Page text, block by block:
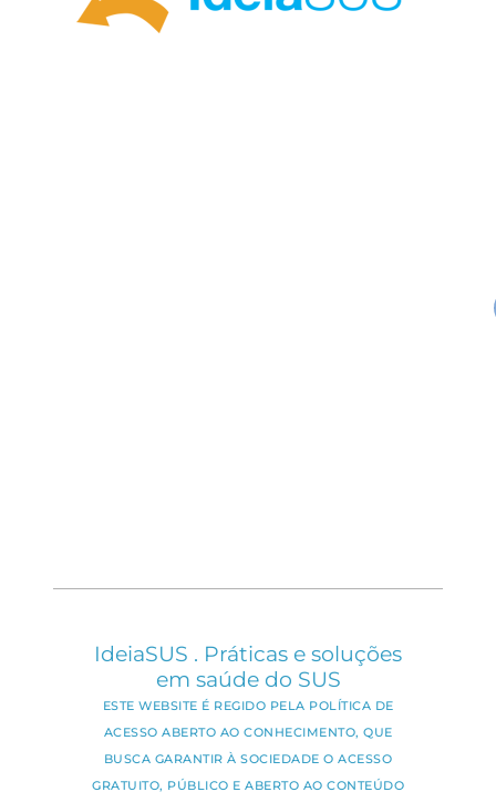
IdeiaSUS . Práticas e soluções
em saúde do SUS
ESTE WEBSITE É REGIDO PELA POLÍTICA DE
ACESSO ABERTO AO CONHECIMENTO, QUE
BUSCA GARANTIR À SOCIEDADE O ACESSO
GRATUITO, PÚBLICO E ABERTO AO CONTEÚDO